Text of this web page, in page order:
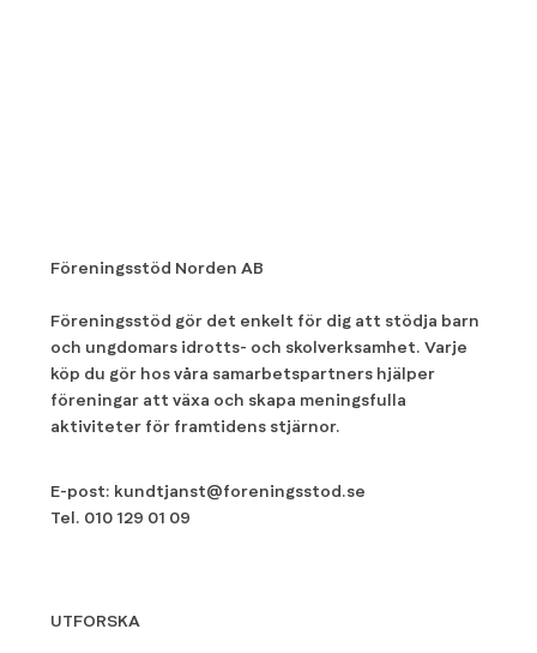
Föreningsstöd Norden AB
Föreningsstöd gör det enkelt för dig att stödja barn
och ungdomars idrotts- och skolverksamhet. Varje
köp du gör hos våra samarbetspartners hjälper
föreningar att växa och skapa meningsfulla
aktiviteter för framtidens stjärnor.
E-post: kundtjanst@foreningsstod.se
Tel. 010 129 01 09
UTFORSKA